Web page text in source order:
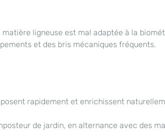
ligneuse est mal adaptée à la
et des bris mécaniques fréquents.
rapidement et enrichissent
de jardin, en alternance avec des